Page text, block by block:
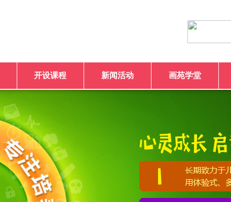
开设课程 新闻活动 画苑学堂